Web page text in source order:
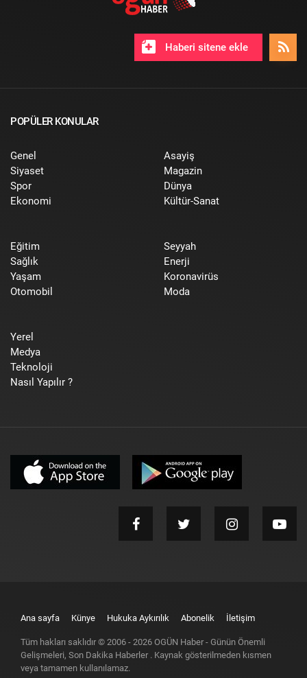
Haberi sitene ekle
POPÜLER KONULAR
Genel
Siyaset
Spor
Ekonomi
Asayiş
Magazin
Dünya
Kültür-Sanat
Eğitim
Sağlık
Yaşam
Otomobil
Seyyah
Enerji
Koronavirüs
Moda
Yerel
Medya
Teknoloji
Nasıl Yapılır ?
Ana sayfa Künye Hukuka Aykırılık Abonelik İletişim
Tüm hakları saklıdır © 2006 - 2026 OGÜN Haber - Günün Önemli
Gelişmeleri, Son Dakika Haberler . Kaynak gösterilmeden kısmen
veya tamamen kullanılamaz.